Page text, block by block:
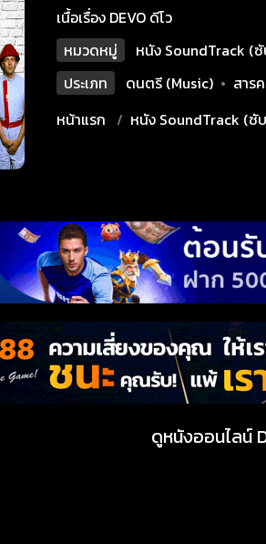
เนื้อเรื่อง DEVO ดีโว
หมวดหมู่
หนัง SoundTrack (
ประเภท
ดนตรี (Music) • สาร
หน้าแรก
หนัง SoundTrack (ซั
ดูหนังออนไลน์